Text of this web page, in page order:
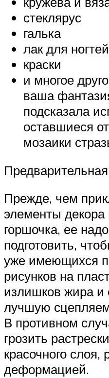
стеклярус
галька
лак для ногтей
краски
и многое
ваша
подсказала
оставшиеся
мозаики
Предварительная
Прежде, чем
элементы декора
горшочка, ее
подготовить,
уже имеющихся
рисунков на
излишков жира и
лучшую
В противном
грозить
красочного слоя,
деформацией.